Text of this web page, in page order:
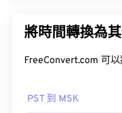
將時間轉換為
FreeConvert.com 可
PST 到 MSK